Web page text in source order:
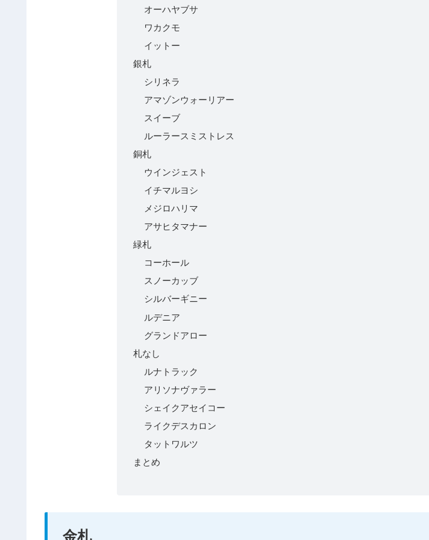
オーハヤブサ
ワカクモ
イットー
銀札
シリネラ
アマゾンウォーリアー
スイーブ
ルーラースミストレス
銅札
ウインジェスト
イチマルヨシ
メジロハリマ
アサヒタマナー
緑札
コーホール
スノーカッブ
シルバーギニー
ルデニア
グランドアロー
札なし
ルナトラック
アリソナヴァラー
シェイクアセイコー
ライクデスカロン
タットワルツ
まとめ
金札